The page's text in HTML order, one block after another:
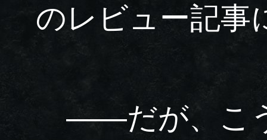
のレビュー記事
――だが、こ